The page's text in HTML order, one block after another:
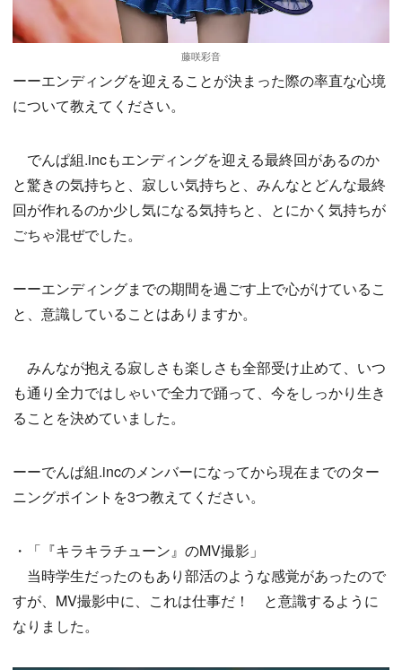
藤咲彩音
ーーエンディングを迎えることが決まった際の率直な心境
について教えてください。
でんぱ組.incもエンディングを迎える最終回があるのか
と驚きの気持ちと、寂しい気持ちと、みんなとどんな最終
回が作れるのか少し気になる気持ちと、とにかく気持ちが
ごちゃ混ぜでした。
ーーエンディングまでの期間を過ごす上で心がけているこ
と、意識していることはありますか。
みんなが抱える寂しさも楽しさも全部受け止めて、いつ
も通り全力ではしゃいで全力で踊って、今をしっかり生き
ることを決めていました。
ーーでんぱ組.incのメンバーになってから現在までのター
ニングポイントを3つ教えてください。
・「『キラキラチューン』のMV撮影」
当時学生だったのもあり部活のような感覚があったので
すが、MV撮影中に、これは仕事だ！ と意識するように
なりました。